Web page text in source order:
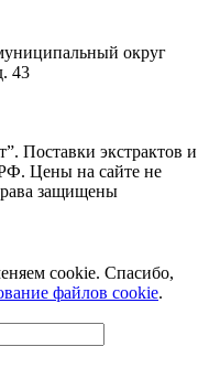
округ
43
Поставки экстрактов и
Цены на сайте не
защищены
cookie. Спасибо,
файлов cookie.